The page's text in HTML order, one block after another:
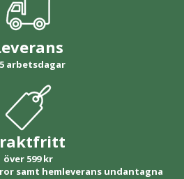
arbetsdagar
över 599 kr
samt hemleverans undantagna